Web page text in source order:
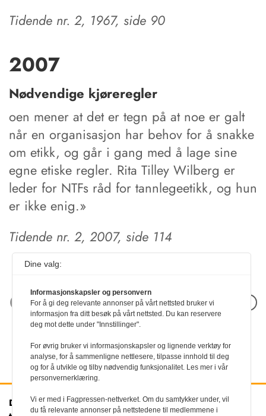
Tidende nr. 2, 1967, side 90
2007
Nødvendige kjøreregler
oen mener at det er tegn på at noe er galt
når en organisasjon har behov for å snakke
om etikk, og går i gang med å lage sine
egne etiske regler. Rita Tilley Wilberg er
leder for NTFs råd for tannlegeetikk, og hun
er ikke enig.»
Tidende nr. 2, 2007, side 114
Neste artikkel
Den norske
Kontakt oss
Dine valg:
Informasjonskapsler og personvern
For å gi deg relevante annonser på vårt nettsted bruker vi
informasjon fra ditt besøk på vårt nettsted. Du kan reservere
deg mot dette under "Innstillinger".
For øvrig bruker vi informasjonskapsler og lignende verktøy for
analyse, for å sammenligne nettlesere, tilpasse innhold til deg
og for å utvikle og tilby nødvendig funksjonalitet. Les mer i vår
personvernerklæring.
Vi er med i Fagpressen-nettverket. Om du samtykker under, vil
du få relevante annonser på nettstedene til medlemmene i